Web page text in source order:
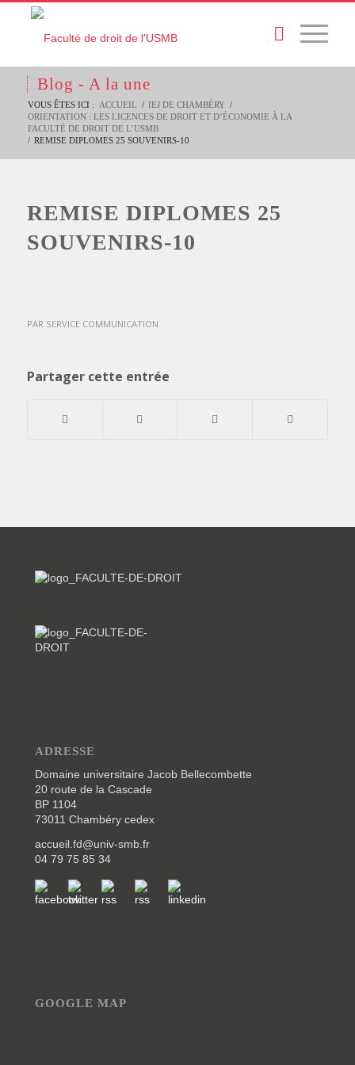
Blog - A la une
VOUS ÊTES ICI : ACCUEIL / IEJ DE CHAMBÉRY /
ORIENTATION : LES LICENCES DE DROIT ET D’ÉCONOMIE À LA
FACULTÉ DE DROIT DE L’USMB
/ REMISE DIPLOMES 25 SOUVENIRS-10
REMISE DIPLOMES 25
SOUVENIRS-10
PAR SERVICE COMMUNICATION
Partager cette entrée
ADRESSE
Domaine universitaire Jacob Bellecombette
20 route de la Cascade
BP 1104
73011 Chambéry cedex
accueil.fd@univ-smb.fr
04 79 75 85 34
GOOGLE MAP